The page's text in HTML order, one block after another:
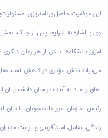
و
اجتماعی
نهاد
نمایندگی
مقام
معظم
رهبری
تماس
با
دانشگاه
غیرفارسی‌زبانان
کاربردی
و
آموزش
کارکنان
تقویم
آموزشی
آزمایشگاه
مقاومت
مصالح
آزمایشگاه
مواد
آزمایشگاه
شناسی
آزمایشگاه
ربات
و
طبیعی
تویسرکان
مدیریت
و
حسابداری
رزن
صنایع
غذایی
بهار
بدنی
و
فوق
برنامه
استخر
زمین
سالن‌های
ورزشی
سیاحتی
سینا
حمایت
های
دانشگاه
(محمد)
این موفقیت حاصل برنامه‌ریزی،
وی با اشاره به شرایط پس از جنگ، نقش
امروز دانشگاه‌ها بیش از هر زمان
می‌تواند نقش مؤثری در کاهش
تعلق و امید به آینده در میان دانشجویان
رئیس سازمان امور دانشجویان با
زندگی، تعامل، امیدآفرینی و تربیت